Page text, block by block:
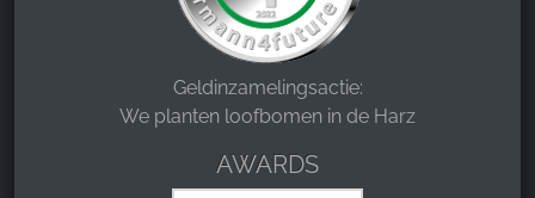
Geldinzamelingsactie:
We planten loofbomen in de Harz
AWARDS